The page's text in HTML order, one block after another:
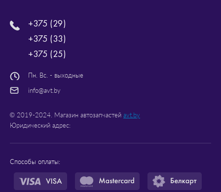
+375 (29)
+375 (33)
+375 (25)
Пн. Вс. - выходные
info@avt.by
© 2019-2024. Магазин автозапчастей avt.by
Юридический адрес:
Способы оплаты: